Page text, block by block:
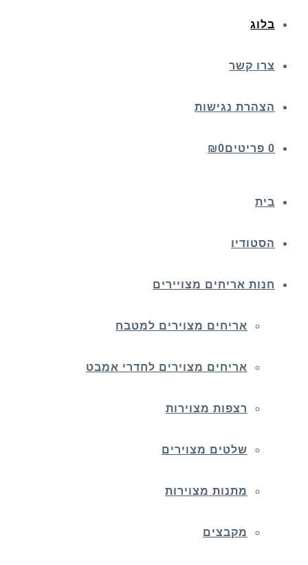
בלוג
צרו קשר
הצהרת נגישות
0 פריטים ₪0
בית
הסטודיו
חנות אריחים מצויירים
אריחים מצוירים למטבח
אריחים מצוירים לחדרי אמבט
רצפות מצוירות
שלטים מצוירים
מתנות מצוירות
מקבצים